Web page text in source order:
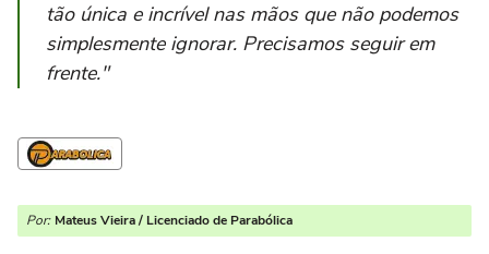
tão única e incrível nas mãos que não podemos
simplesmente ignorar. Precisamos seguir em
frente."
Por: Mateus Vieira / Licenciado de Parabólica